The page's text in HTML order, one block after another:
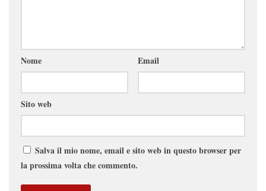
Nome Email
Sito web
Salva il mio nome, email e sito web in questo browser per
la prossima volta che commento.